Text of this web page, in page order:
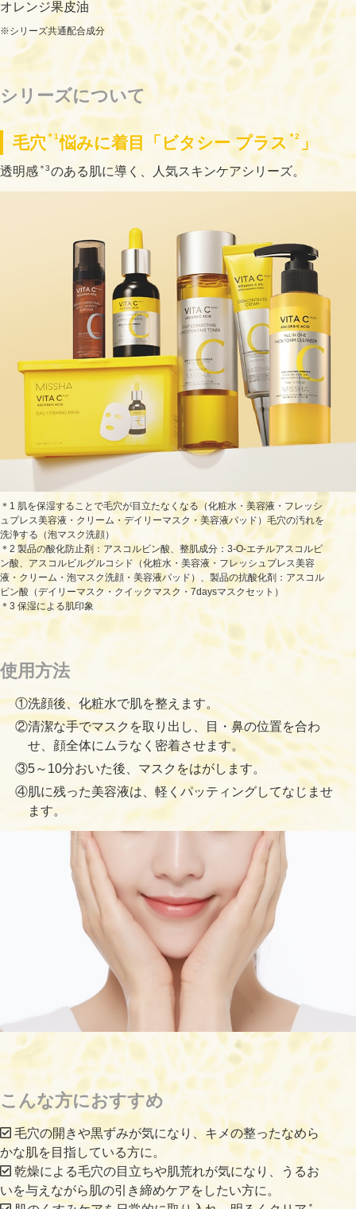
オレンジ果皮油
※シリーズ共通配合成分
シリーズについて
毛穴 ＊1 悩みに着目「ビタシー プラス ＊2 」
透明感 ＊3 のある肌に導く、人気スキンケアシリーズ。
＊1 肌を保湿することで毛穴が目立たなくなる（化粧水・美容液・フレッシ
ュプレス美容液・クリーム・デイリーマスク・美容液パッド）毛穴の汚れを
洗浄する（泡マスク洗顔）
＊2 製品の酸化防止剤：アスコルビン酸、整肌成分：3-O-エチルアスコルビ
ン酸、アスコルビルグルコシド（化粧水・美容液・フレッシュプレス美容
液・クリーム・泡マスク洗顔・美容液パッド）、製品の抗酸化剤：アスコル
ビン酸（デイリーマスク・クイックマスク・7daysマスクセット）
＊3 保湿による肌印象
使用方法
①洗顔後、化粧水で肌を整えます。
②清潔な手でマスクを取り出し、目・鼻の位置を合わ
せ、顔全体にムラなく密着させます。
③5～10分おいた後、マスクをはがします。
④肌に残った美容液は、軽くパッティングしてなじませ
ます。
こんな方におすすめ
毛穴の開きや黒ずみが気になり、キメの整ったなめら
かな肌を目指している方に。
乾燥による毛穴の目立ちや肌荒れが気になり、うるお
いを与えながら肌の引き締めケアをしたい方に。
＊